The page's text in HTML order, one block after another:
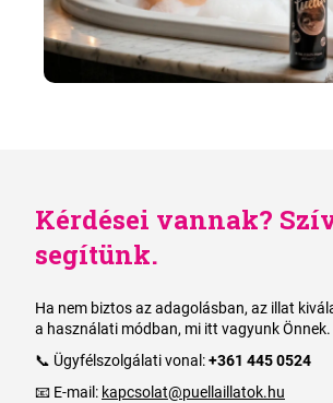
Kérdései vannak?
segítünk.
Ha nem biztos az adagolásban, az illat
a használati módban, mi itt vagyunk Önnek.
📞 Ügyfélszolgálati vonal:+361 445 0524
📧 E-mail: kapcsolat@puellaillatok.hu